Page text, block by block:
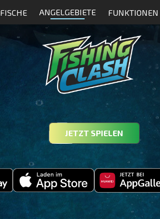
FISCHE ANGELGEBIETE FUNKTIONEN
JETZT SPIELEN